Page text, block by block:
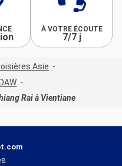
À VOTRE ÉCOUTE
7/7 j
Asie
Rai à Vientiane